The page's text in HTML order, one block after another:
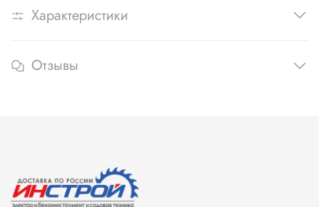
Характеристики
Отзывы